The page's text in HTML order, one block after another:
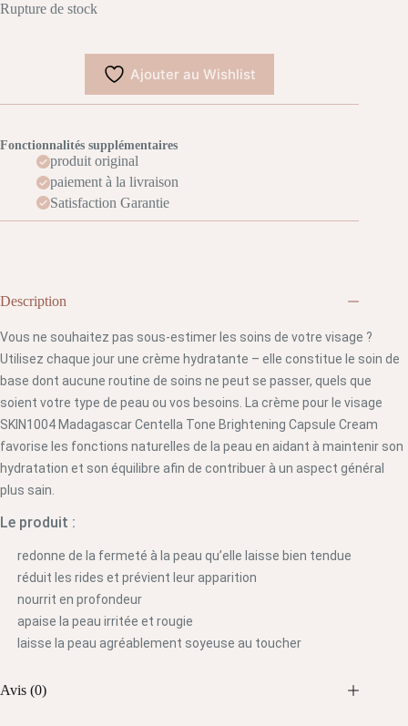
Rupture de stock
Ajouter au Wishlist
Fonctionnalités supplémentaires
produit original
paiement à la livraison
Satisfaction Garantie
Description
Vous ne souhaitez pas sous-estimer les soins de votre visage ?
Utilisez chaque jour une crème hydratante – elle constitue le soin de
base dont aucune routine de soins ne peut se passer, quels que
soient votre type de peau ou vos besoins. La crème pour le visage
SKIN1004 Madagascar Centella Tone Brightening Capsule Cream
favorise les fonctions naturelles de la peau en aidant à maintenir son
hydratation et son équilibre afin de contribuer à un aspect général
plus sain.
Le produit :
redonne de la fermeté à la peau qu’elle laisse bien tendue
réduit les rides et prévient leur apparition
nourrit en profondeur
apaise la peau irritée et rougie
laisse la peau agréablement soyeuse au toucher
Avis (0)